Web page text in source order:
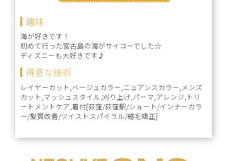
趣味
海が好きです！
初めて行った宮古島の海がサイコーでした☆
ディズニーも大好きです♪
得意な技術
レイヤーカット,ベージュカラー,ニュアンスカラー,メンズ
カット,マッシュスタイル,刈り上げ,パーマ,アレンジ,トリ
ートメントケア,着付[荻窪/荻窪駅/ショート/インナーカラ
ー/髪質改善/ツイストスパイラル/縮毛矯正]